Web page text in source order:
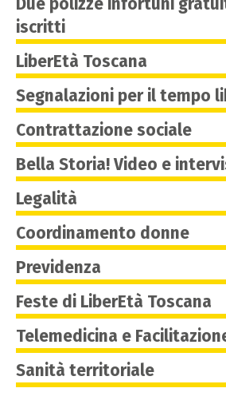
iscritti
LiberEtà Toscana
Segnalazioni per il tempo
Contrattazione sociale
Bella Storia! Video e
Legalità
Coordinamento donne
Previdenza
Feste di LiberEtà Toscana
Telemedicina e
Sanità territoriale